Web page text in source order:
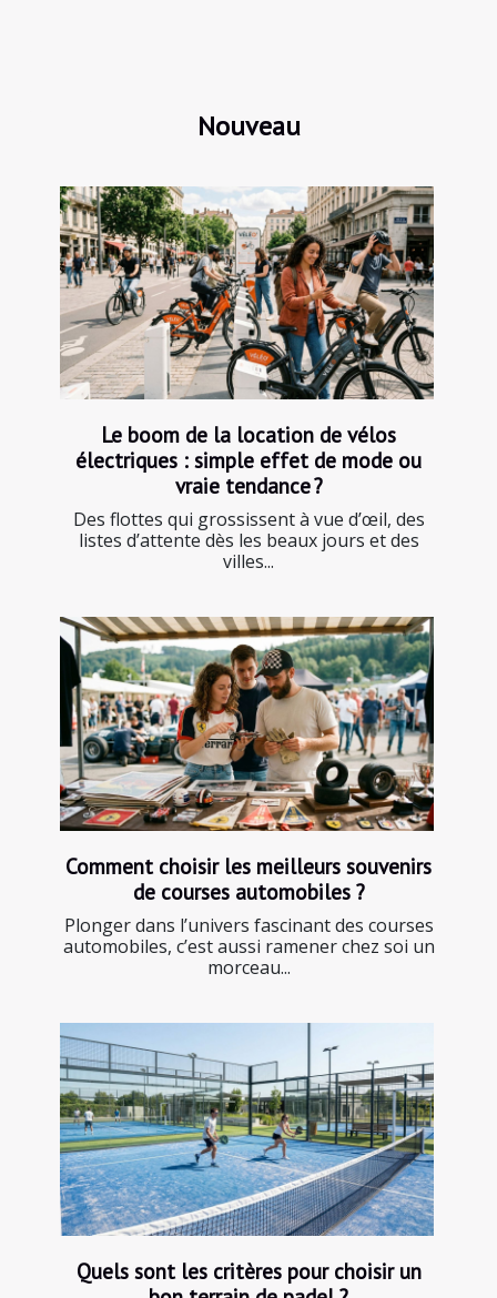
Nouveau
Le boom de la location de vélos
électriques : simple effet de mode ou
vraie tendance ?
Des flottes qui grossissent à vue d’œil, des
listes d’attente dès les beaux jours et des
villes...
Comment choisir les meilleurs souvenirs
de courses automobiles ?
Plonger dans l’univers fascinant des courses
automobiles, c’est aussi ramener chez soi un
morceau...
Quels sont les critères pour choisir un